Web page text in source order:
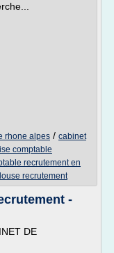
rhone alpes / cabinet
comptable
recrutement en
recrutement
-
DE